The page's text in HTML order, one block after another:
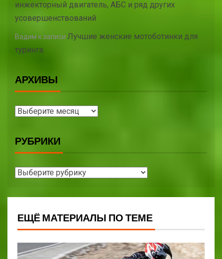
инжекторный двигатель, АБС и ряд других
усовершенствований
Вадим к записи Лучшие женские мотоботинки для
туринга.
АРХИВЫ
РУБРИКИ
ЕЩЁ МАТЕРИАЛЫ ПО ТЕМЕ